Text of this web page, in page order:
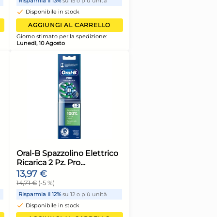
€
il 13% su 15 o più unità
AGGIUNGI AL CARRELLO
stimato per la spedizione: